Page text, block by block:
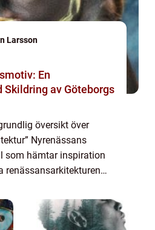
Larsson
En
av Göteborgs
översikt över
Nyrenässans
som hämtar inspiration
renässansarkitekturen
arkitek...